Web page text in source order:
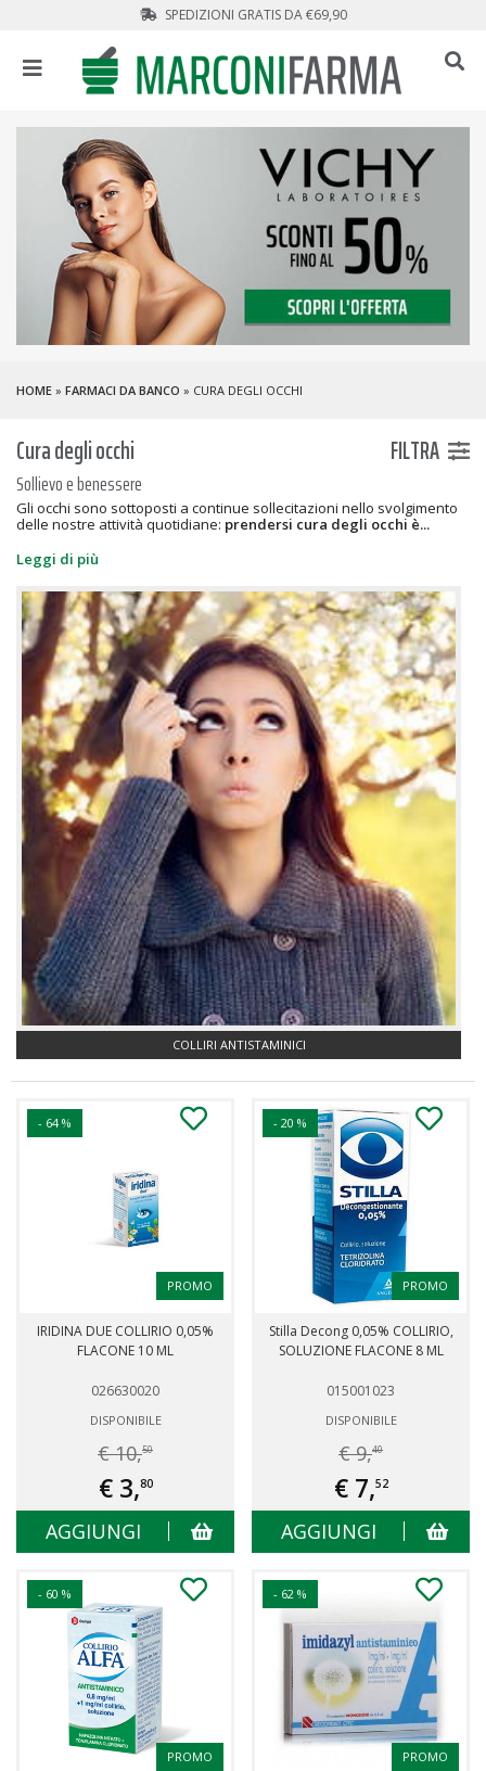
SPEDIZIONI GRATIS DA €69,90
HOME » FARMACI DA BANCO » CURA DEGLI OCCHI
Cura degli occhi FILTRA
Sollievo e benessere
Gli occhi sono sottoposti a continue sollecitazioni nello svolgimento
delle nostre attività quotidiane: prendersi cura degli occhi è...
Leggi di più
COLLIRI ANTISTAMINICI
- 64 %
PROMO
IRIDINA DUE COLLIRIO 0,05%
FLACONE 10 ML
026630020
DISPONIBILE
€ 10,50
€ 3,80
AGGIUNGI
- 20 %
PROMO
Stilla Decong 0,05% COLLIRIO,
SOLUZIONE FLACONE 8 ML
015001023
DISPONIBILE
€ 9,40
€ 7,52
AGGIUNGI
- 60 %
PROMO
- 62 %
PROMO